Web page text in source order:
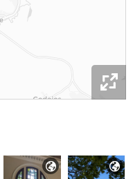

 